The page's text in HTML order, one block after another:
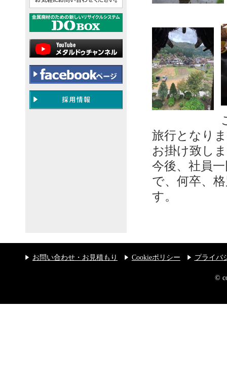
旅行となり
お掛け致し
今後、社員
で、何卒、
す。
お問い合わせ・お見積もり Cookieポリシー プライバ
©